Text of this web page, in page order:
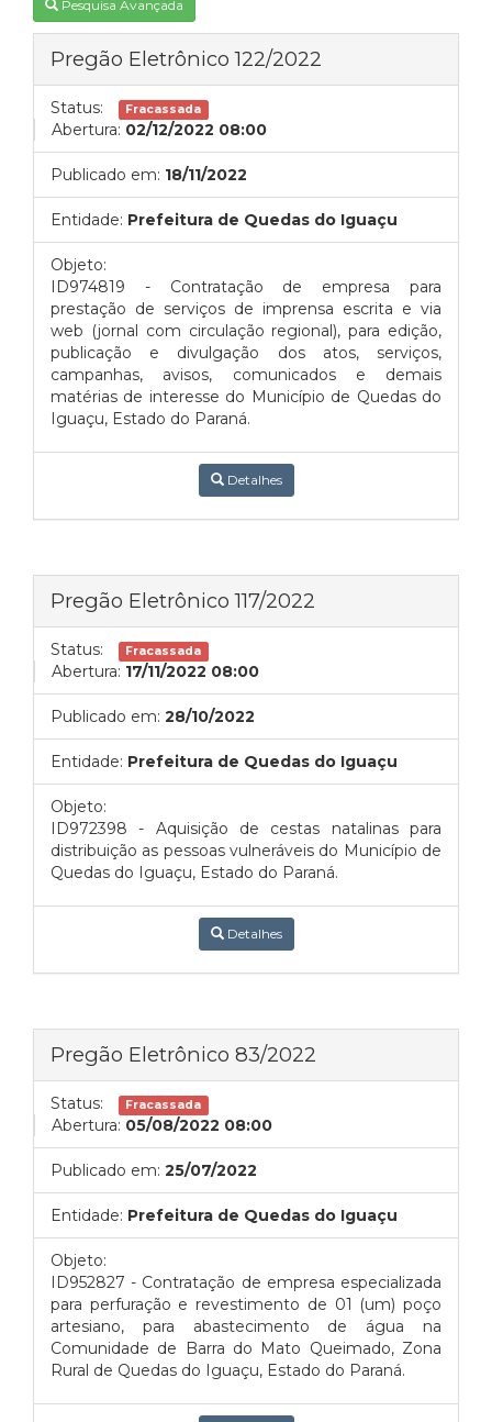
Pesquisa Avançada
Pregão Eletrônico 122/2022
Status: Fracassada
Abertura: 02/12/2022 08:00
Publicado em: 18/11/2022
Entidade: Prefeitura de Quedas do Iguaçu
Objeto:
ID974819 - Contratação de empresa para
prestação de serviços de imprensa escrita e via
web (jornal com circulação regional), para edição,
publicação e divulgação dos atos, serviços,
campanhas, avisos, comunicados e demais
matérias de interesse do Município de Quedas do
Iguaçu, Estado do Paraná.
Detalhes
Pregão Eletrônico 117/2022
Status: Fracassada
Abertura: 17/11/2022 08:00
Publicado em: 28/10/2022
Entidade: Prefeitura de Quedas do Iguaçu
Objeto:
ID972398 - Aquisição de cestas natalinas para
distribuição as pessoas vulneráveis do Município de
Quedas do Iguaçu, Estado do Paraná.
Detalhes
Pregão Eletrônico 83/2022
Status: Fracassada
Abertura: 05/08/2022 08:00
Publicado em: 25/07/2022
Entidade: Prefeitura de Quedas do Iguaçu
Objeto:
ID952827 - Contratação de empresa especializada
para perfuração e revestimento de 01 (um) poço
artesiano, para abastecimento de água na
Comunidade de Barra do Mato Queimado, Zona
Rural de Quedas do Iguaçu, Estado do Paraná.